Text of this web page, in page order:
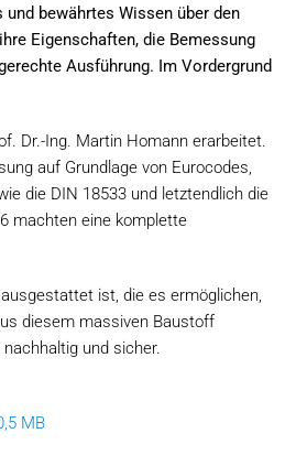
bewährtes Wissen über den
Eigenschaften, die Bemessung
Ausführung. Im Vordergrund
Dr.-Ing. Martin Homann erarbeitet.
auf Grundlage von Eurocodes,
die DIN 18533 und letztendlich die
machten eine komplette
ist, die es ermöglichen,
diesem massiven Baustoff
und sicher.
MB